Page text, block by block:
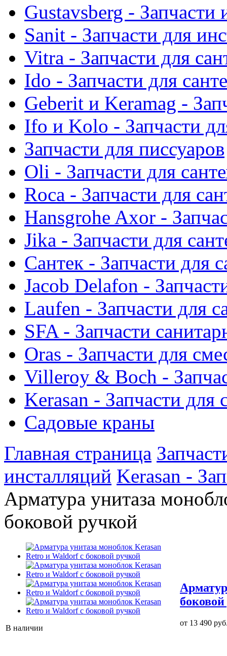
Gustavsberg - Запчасти
Sanit - Запчасти для
Vitra - Запчасти для
Ido - Запчасти для
Geberit и Keramag -
Ifo и Kolo - Запчасти
Запчасти для писсуаров
Oli - Запчасти для
Roca - Запчасти для
Hansgrohe Axor -
Jika - Запчасти для
Сантек - Запчасти для
Jacob Delafon -
Laufen - Запчасти для
SFA - Запчасти
Oras - Запчасти для
Villeroy & Boch -
Kerasan - Запчасти для
Садовые краны
Главная страница
инсталляций Kerasan -
Арматура унитаза
боковой ручкой
В наличии
от 13 490